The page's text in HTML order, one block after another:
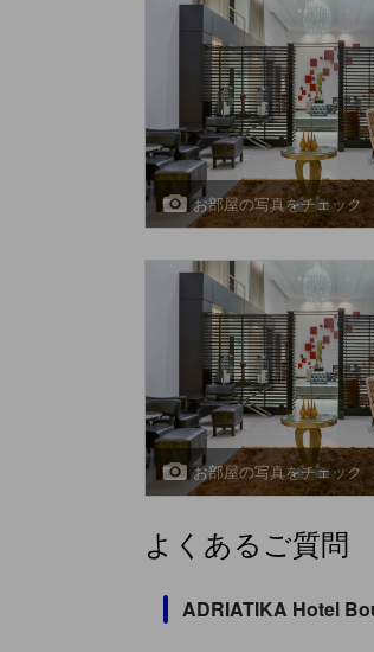
お部屋の写真をチェック
お部屋の写真をチェック
よくあるご質問
ADRIATIKA Hotel